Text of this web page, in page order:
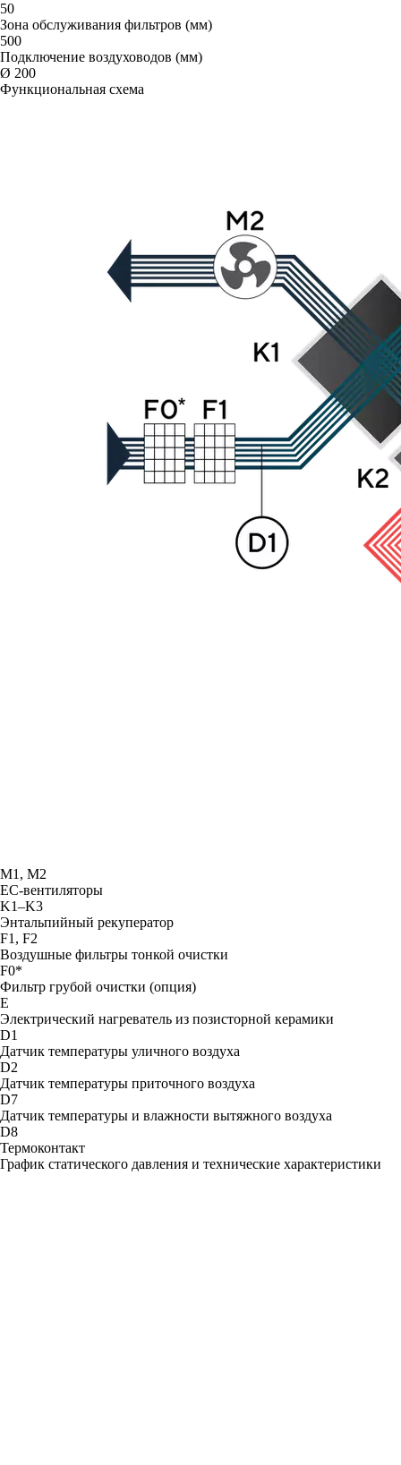
50
Зона обслуживания фильтров (мм)
500
Подключение воздуховодов (мм)
Ø 200
Функциональная схема
М1, М2
ЕС-вентиляторы
K1–K3
Энтальпийный рекуператор
F1, F2
Воздушные фильтры тонкой очистки
F0*
Фильтр грубой очистки (опция)
E
Электрический нагреватель из позисторной керамики
D1
Датчик температуры уличного воздуха
D2
Датчик температуры приточного воздуха
D7
Датчик температуры и влажности вытяжного воздуха
D8
Термоконтакт
График статического давления и технические характеристики